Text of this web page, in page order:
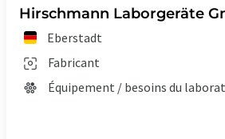
Hirschmann Laborgeräte
Eberstadt
Fabricant
Équipement / besoins du